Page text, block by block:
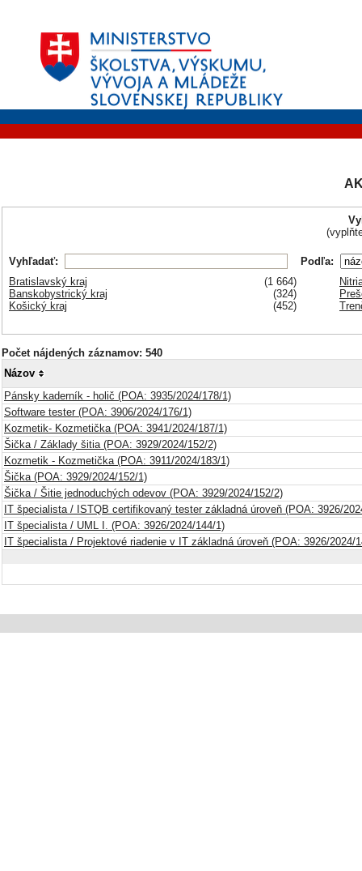
Vyhľadať:
Podľa:
Bratislavský kraj
Banskobystrický kraj
Košický kraj
(1 664)
(324)
(452)
Počet nájdených záznamov: 540
Názov
Pánsky kaderník - holič (POA: 3935/2024/178/1)
Software tester (POA: 3906/2024/176/1)
Kozmetik- Kozmetička (POA: 3941/2024/187/1)
Šička / Základy šitia (POA: 3929/2024/152/2)
Kozmetik - Kozmetička (POA: 3911/2024/183/1)
Šička (POA: 3929/2024/152/1)
Šička / Šitie jednoduchých odevov (POA: 3929/2024/152/2)
IT špecialista / ISTQB certifikovaný tester základná úroveň (POA: 3926/
IT špecialista / UML I. (POA: 3926/2024/144/1)
IT špecialista / Projektové riadenie v IT základná úroveň (POA: 3926/2024/